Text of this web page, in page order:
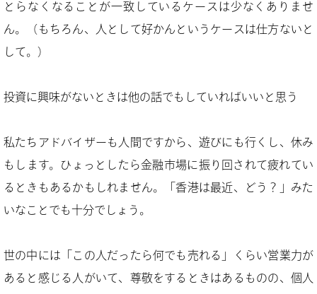
とらなくなることが一致しているケースは少なくありませ
ん。（もちろん、人として好かんというケースは仕方ないと
して。）
投資に興味がないときは他の話でもしていればいいと思う
私たちアドバイザーも人間ですから、遊びにも行くし、休み
もします。ひょっとしたら金融市場に振り回されて疲れてい
るときもあるかもしれません。「香港は最近、どう？」みた
いなことでも十分でしょう。
世の中には「この人だったら何でも売れる」くらい営業力が
あると感じる人がいて、尊敬をするときはあるものの、個人